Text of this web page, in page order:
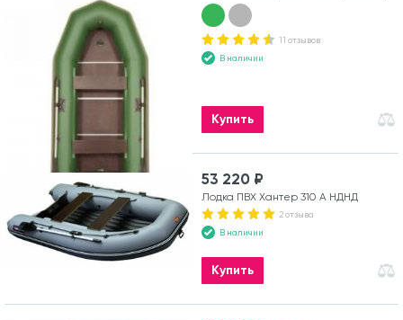
11 отзывов
В наличии
Купить
53 220 ₽
Лодка ПВХ Хантер 310 А НДНД
2 отзыва
В наличии
Купить